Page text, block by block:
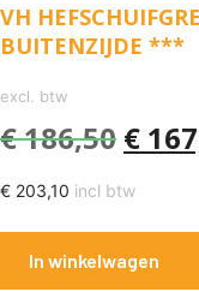
VH
BUITENZIJDE ***
excl. btw
€186,50 €
€ 203,10 incl btw
In winkelwagen